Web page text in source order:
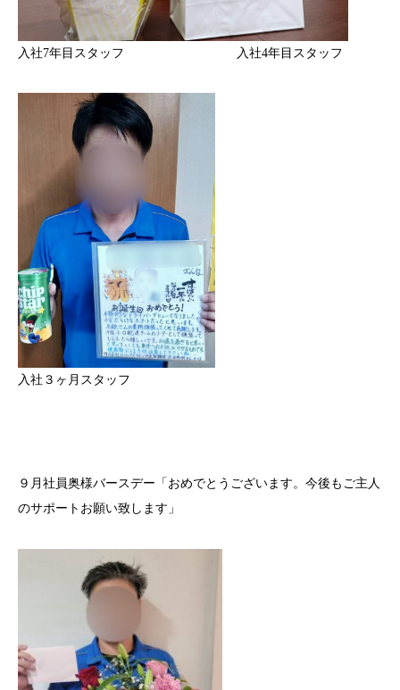
入社7年目スタッフ 入社4年目スタッフ
入社３ヶ月スタッフ
９月社員奥様バースデー「おめでとうございます。今後もご主人
のサポートお願い致します」